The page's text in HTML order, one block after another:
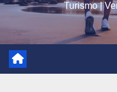
Turismo |